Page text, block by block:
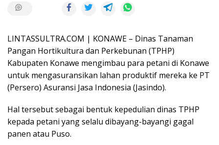
LINTASSULTRA.COM | KONAWE – Dinas Tanaman
Pangan Hortikultura dan Perkebunan (TPHP)
Kabupaten Konawe mengimbau para petani di Konawe
untuk mengasuransikan lahan produktif mereka ke PT
(Persero) Asuransi Jasa Indonesia (Jasindo).
Hal tersebut sebagai bentuk kepedulian dinas TPHP
kepada petani yang selalu dibayang-bayangi gagal
panen atau Puso.